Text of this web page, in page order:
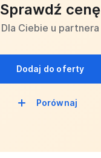
Sprawdź cenę
Dla Ciebie u partnera
Dodaj do oferty
Porównaj